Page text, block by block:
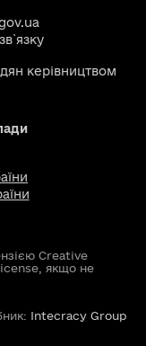
керівництвом
Creative
якщо не
Intecracy Group